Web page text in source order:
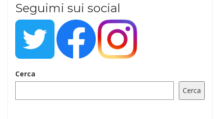
Seguimi sui social
Cerca
Cerca